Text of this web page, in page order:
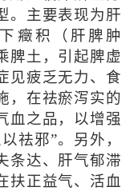
。主要表现为肝
癥积（肝脾肿
脾土，引起脾虚
见疲乏无力、食
，在祛瘀泻实的
血之品，以增强
祛邪”。另外，
条达、肝气郁滞
扶正益气、活血